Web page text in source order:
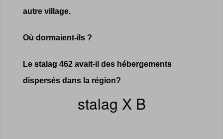
autre village.
Où dormaient-ils ?
Le stalag 462 avait-il des hébergements
dispersés dans la région?
stalag X B